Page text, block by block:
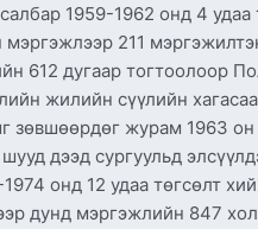
1959-1962 онд 4
мэргэжлээр 211
612 дугаар тогтоолоор
жилийн сүүлийн
зөвшөөрдөг журам 1963
дээд сургуульд
онд 12 удаа төгсөлт
дунд мэргэжлийн 847